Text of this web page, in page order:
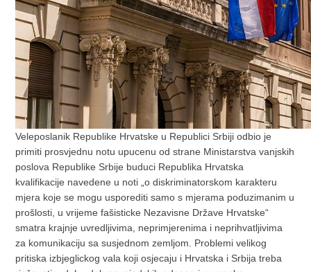
Veleposlanik Republike Hrvatske u Republici Srbiji odbio je
primiti prosvjednu notu upucenu od strane Ministarstva vanjskih
poslova Republike Srbije buduci Republika Hrvatska
kvalifikacije navedene u noti „o diskriminatorskom karakteru
mjera koje se mogu usporediti samo s mjerama poduzimanim u
prošlosti, u vrijeme fašisticke Nezavisne Države Hrvatske“
smatra krajnje uvredljivima, neprimjerenima i neprihvatljivima
za komunikaciju sa susjednom zemljom. Problemi velikog
pritiska izbjeglickog vala koji osjecaju i Hrvatska i Srbija treba